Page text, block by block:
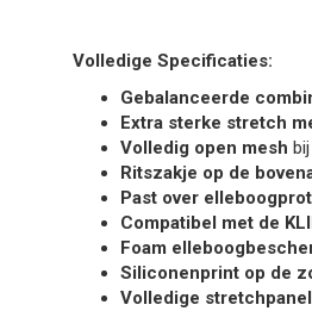
Volledige Specificaties:
Gebalanceerde
Extra sterke stretch
Volledig open mesh
Ritszakje op de
Past over
Compatibel met de
Foam
Siliconenprint op de
Volledige